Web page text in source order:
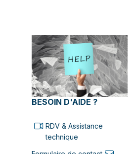
BESOIN D'AIDE ?
RDV & Assistance
technique